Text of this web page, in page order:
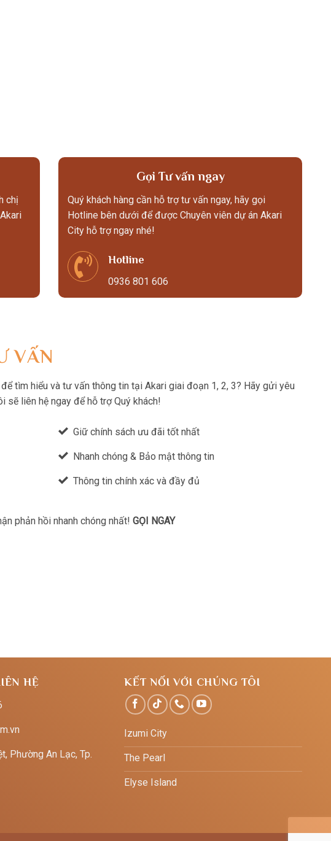
chị
Gọi Tư vấn ngay
Quý khách hàng cần hỗ trợ tư vấn ngay, hãy gọi
Hotline bên dưới để được Chuyên viên dự án Akari
City hỗ trợ ngay nhé!
Hotline
0936 801 606
VẤN
tìm hiểu và tư vấn thông tin tại Akari giai đoạn 1, 2, 3? Hãy gửi yêu
sẽ liên hệ ngay để hỗ trợ Quý khách!
Giữ chính sách ưu đãi tốt nhất
Nhanh chóng & Bảo mật thông tin
Thông tin chính xác và đầy đủ
phản hồi nhanh chóng nhất! GỌI NGAY
HỆ
Phường An Lạc, Tp.
KẾT NỐI VỚI CHÚNG TÔI
Izumi City
The Pearl
Elyse Island